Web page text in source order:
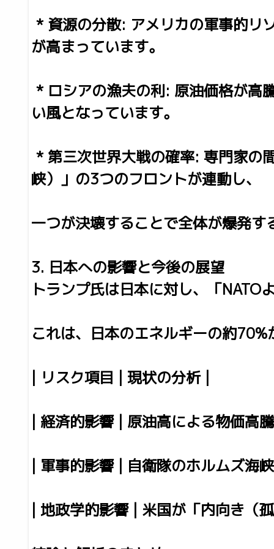
* 資源の分散: アメリカの軍事的リ
が高まっています。
* ロシアの漁夫の利: 原油価格が高
い風となっています。
* 第三次世界大戦の確率: 専門家の
峡）」の3つのフロントが連動し、
一つが決壊することで全体が爆発
3. 日本への影響と今後の展望
トランプ氏は日本に対し、「NATO
これは、日本のエネルギーの約
| リスク項目 | 現状の分析 |
| 経済的影響 | 原油高による物価高
| 軍事的影響 | 自衛隊のホルムズ海
| 地政学的影響 | 米国が「内向き（